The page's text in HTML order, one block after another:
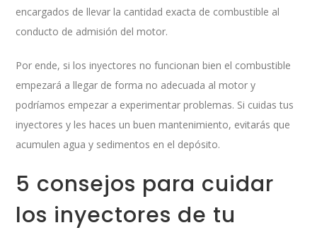
encargados de llevar la cantidad exacta de combustible al
conducto de admisión del motor.
Por ende, si los inyectores no funcionan bien el combustible
empezará a llegar de forma no adecuada al motor y
podríamos empezar a experimentar problemas. Si cuidas tus
inyectores y les haces un buen mantenimiento, evitarás que
acumulen agua y sedimentos en el depósito.
5 consejos para cuidar
los inyectores de tu